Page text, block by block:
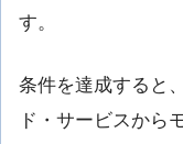
す。
条件を達成すると
ド・サービスから